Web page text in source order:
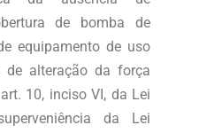
de bomba de
equipamento de uso
de alteração da força
10, inciso VI, da Lei
da Lei